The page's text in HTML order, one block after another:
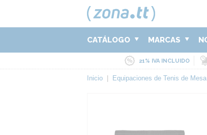
CATÁLOGO MARCAS
21% IVA INCLUIDO
Inicio Equipaciones de Tenis de Mesa